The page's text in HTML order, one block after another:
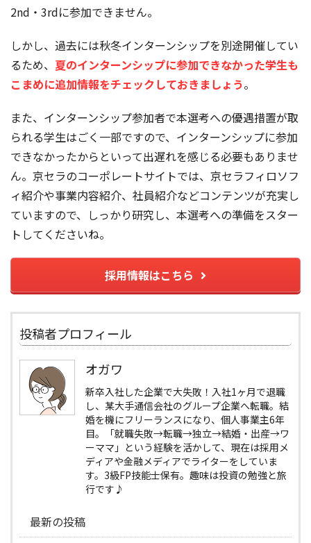
2nd・3rdに参加できません。
しかし、過去には秋冬インターンシップを別途開催してい
るため、 夏のインターンシップに参加できなかった学生も
こまめに追加情報をチェックしておきましょう。
また、インターンシップ参加者で本選考への優遇措置が取
られる学生はごく一部ですので、インターンシップに参加
できなかったからといって出遅れを感じる必要もありませ
ん。京セラのコーポレートサイトでは、京セラフィロソフ
ィ紹介や事業内容紹介、社員紹介などコンテンツが充実し
ていますので、しっかり研究し、本選考への準備をスター
トしてくださいね。
採用情報はこちら
投稿者プロフィール
オガワ
新卒入社した企業で大失敗！入社1ヶ月で退職
し、某大手通信会社のグループ企業へ転職。結
婚を機にフリーランスになり、個人事業主6年
目。「就職失敗→転職→独立→結婚・出産→ワ
ーママ」という経験を活かして、現在は採用メ
ディアや金融メディアでライターをしていま
す。3級FP技能士保有。趣味は投資の勉強と旅
行です♪
最新の投稿